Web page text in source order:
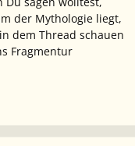
der Mythologie liegt,
dem Thread schauen
Fragmentur